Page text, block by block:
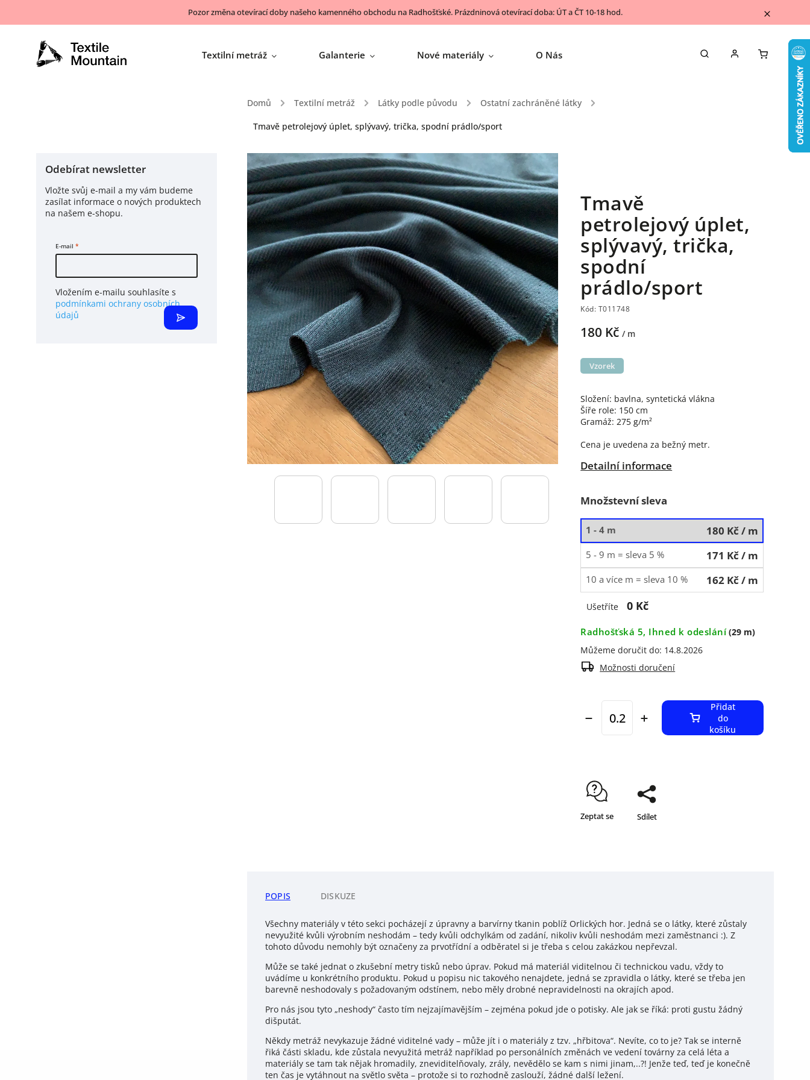
Pozor změna otevírací doby našeho kamenného obchodu na Radhošťské. Prázdninová otevírací doba: ÚT a ČT 10-18 hod.
Textilní metráž Galanterie Nové materiály O Nás Kontakty Blog
Domů / Textilní metráž / Látky podle původu / Ostatní zachráněné látky /
Tmavě petrolejový úplet, splývavý, trička, spodní prádlo/sport
Odebírat newsletter
Vložte svůj e-mail a my vám budeme
zasílat informace o nových produktech
na našem e-shopu.
E-mail
Vložením e-mailu souhlasíte s
podmínkami ochrany osobních
údajů
Tmavě
petrolejový úplet,
splývavý, trička,
spodní
prádlo/sport
Kód: T011748
180 Kč/ m
Složení: bavlna, syntetická vlákna
Šíře role: 150 cm
Gramáž: 275 g/m²
Cena je uvedena za bežný metr.
Detailní informace
Vzorek
Množstevní sleva
1 - 4 m 180 Kč/ m
5 - 9 m = sleva 5 % 171 Kč/ m
10 a více m = sleva 10 % 162 Kč/ m
Ušetříte 0 Kč
Radhošťská 5, Ihned k odeslání (29 m)
Můžeme doručit do: 14.8.2026
Možnosti doručení
Přidat
do
košíku
Zeptat se Sdílet
POPIS DISKUZE
Všechny materiály v této sekci pocházejí z úpravny a barvírny tkanin poblíž Orlických hor. Jedná se o látky, které zůstaly
nevyužité kvůli výrobním neshodám – tedy kvůli odchylkám od zadání, nikoliv kvůli neshodám mezi zaměstnanci :). Z
tohoto důvodu nemohly být označeny za prvotřídní a odběratel si je třeba s celou zakázkou nepřevzal.
Může se také jednat o zkušební metry tisků nebo úprav. Pokud má materiál viditelnou či technickou vadu, vždy to
uvádíme u konkrétního produktu. Pokud u popisu nic takového nenajdete, jedná se zpravidla o látky, které se třeba jen
barevně neshodovaly s požadovaným odstínem, nebo měly drobné nepravidelnosti na okrajích apod.
Pro nás jsou tyto „neshody“ často tím nejzajímavějším – zejména pokud jde o potisky. Ale jak se říká: proti gustu žádný
dišputát.
Někdy metráž nevykazuje žádné viditelné vady – může jít i o materiály z tzv. „hřbitova“. Nevíte, co to je? Tak se interně
řiká části skladu, kde zůstala nevyužitá metráž například po personálních změnách ve vedení továrny za celá léta a
materiály se tam tak nějak hromadily, zneviditelňovaly, zrály, nevědělo se kam s nimi jinam,..?! Jenže teď, teď je konečně
ten čas je vytáhnout na světlo světa – protože si to rozhodně zaslouží, žádné další ležení.